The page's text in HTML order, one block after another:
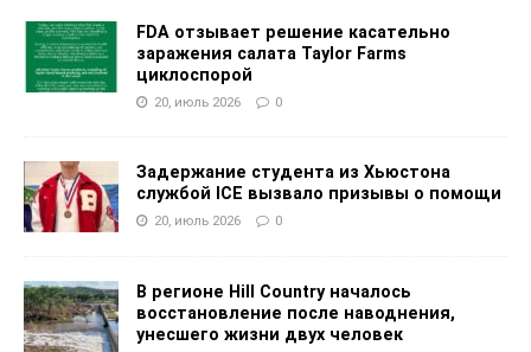
FDA отзывает решение касательно
заражения салата Taylor Farms
циклоспорой
20, июль 2026 0
Задержание студента из Хьюстона
службой ICE вызвало призывы о помощи
20, июль 2026 0
В регионе Hill Country началось
восстановление после наводнения,
унесшего жизни двух человек